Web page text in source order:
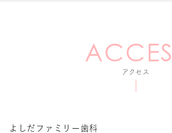
アクセス
よしだファミリー歯科